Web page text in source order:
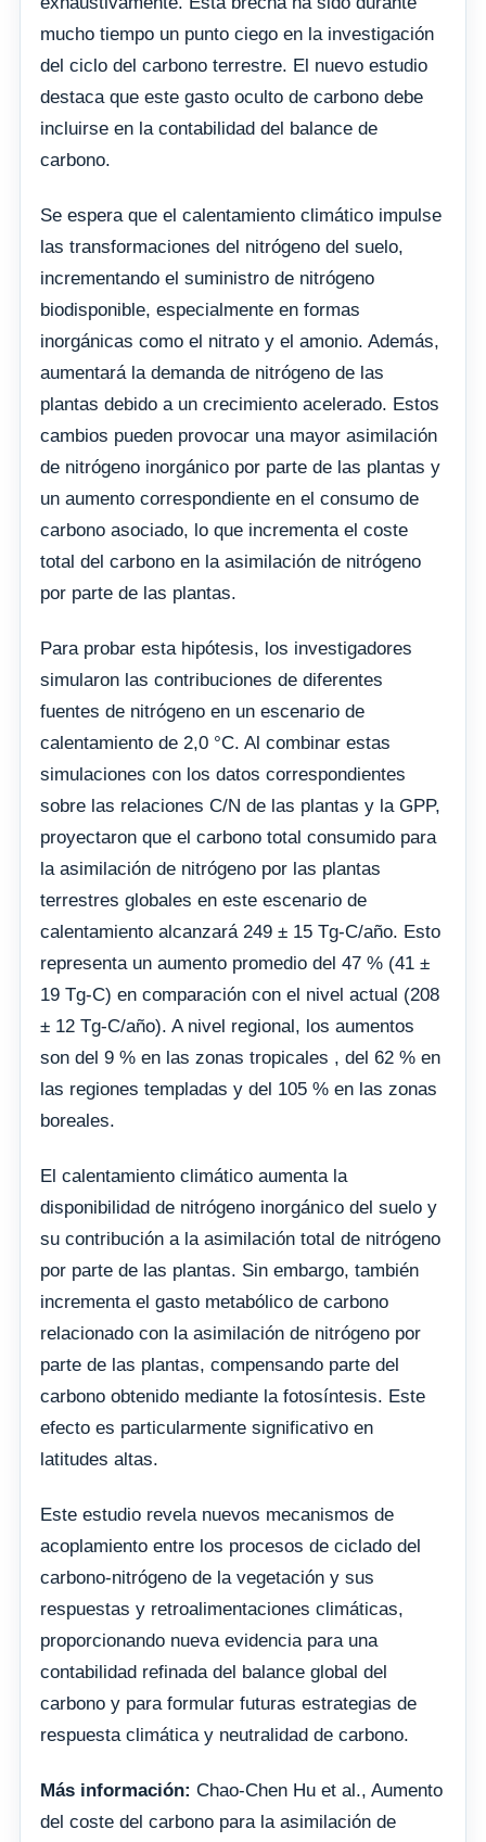
mucho tiempo un punto ciego en la investigación
del ciclo del carbono terrestre. El nuevo estudio
destaca que este gasto oculto de carbono debe
incluirse en la contabilidad del balance de
carbono.
Se espera que el calentamiento climático impulse
las transformaciones del nitrógeno del suelo,
incrementando el suministro de nitrógeno
biodisponible, especialmente en formas
inorgánicas como el nitrato y el amonio. Además,
aumentará la demanda de nitrógeno de las
plantas debido a un crecimiento acelerado. Estos
cambios pueden provocar una mayor asimilación
de nitrógeno inorgánico por parte de las plantas y
un aumento correspondiente en el consumo de
carbono asociado, lo que incrementa el coste
total del carbono en la asimilación de nitrógeno
por parte de las plantas.
Para probar esta hipótesis, los investigadores
simularon las contribuciones de diferentes
fuentes de nitrógeno en un escenario de
calentamiento de 2,0 °C. Al combinar estas
simulaciones con los datos correspondientes
sobre las relaciones C/N de las plantas y la GPP,
proyectaron que el carbono total consumido para
la asimilación de nitrógeno por las plantas
terrestres globales en este escenario de
calentamiento alcanzará 249 ± 15 Tg-C/año. Esto
representa un aumento promedio del 47 % (41 ±
19 Tg-C) en comparación con el nivel actual (208
± 12 Tg-C/año). A nivel regional, los aumentos
son del 9 % en las zonas tropicales , del 62 % en
las regiones templadas y del 105 % en las zonas
boreales.
El calentamiento climático aumenta la
disponibilidad de nitrógeno inorgánico del suelo y
su contribución a la asimilación total de nitrógeno
por parte de las plantas. Sin embargo, también
incrementa el gasto metabólico de carbono
relacionado con la asimilación de nitrógeno por
parte de las plantas, compensando parte del
carbono obtenido mediante la fotosíntesis. Este
efecto es particularmente significativo en
latitudes altas.
Este estudio revela nuevos mecanismos de
acoplamiento entre los procesos de ciclado del
carbono-nitrógeno de la vegetación y sus
respuestas y retroalimentaciones climáticas,
proporcionando nueva evidencia para una
contabilidad refinada del balance global del
carbono y para formular futuras estrategias de
respuesta climática y neutralidad de carbono.
Más información: Chao-Chen Hu et al., Aumento
del coste del carbono para la asimilación de